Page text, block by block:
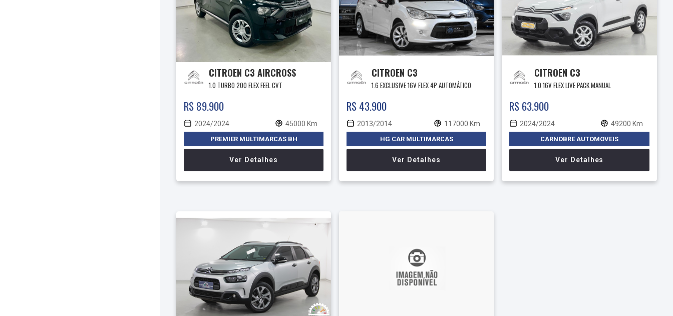
CITROEN C3 AIRCROSS
1.0 TURBO 200 FLEX FEEL CVT
R$ 89.900
2024/2024 45000 Km
PREMIER MULTIMARCAS BH
Ver Detalhes
CITROEN C3
1.6 EXCLUSIVE 16V FLEX 4P AUTOMÁTICO
R$ 43.900
2013/2014 117000 Km
HG CAR MULTIMARCAS
Ver Detalhes
CITROEN C3
1.0 16V FLEX LIVE PACK MANUAL
R$ 63.900
2024/2024 49200 Km
CARNOBRE AUTOMOVEIS
Ver Detalhes